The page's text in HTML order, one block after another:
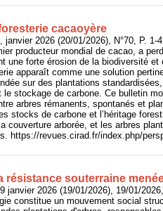
cacaoyère
2026 (20/01/2026), N°70, P. 1-4
producteur mondial de cacao, a
une forte érosion de la biodiversité
apparaît comme une solution
sur des plantations
stockage de carbone. Ce bulletin
arbres rémanents, spontanés et
stocks de carbone et l’héritage
couverture arborée, et les arbres
https://revues.cirad.fr/index.php/
résistance souterraine
janvier 2026 (19/01/2026), 19/01/2026,
constitue un mouvement social